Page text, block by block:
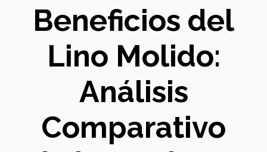
Beneficios del
Lino Molido:
Análisis
Comparativo